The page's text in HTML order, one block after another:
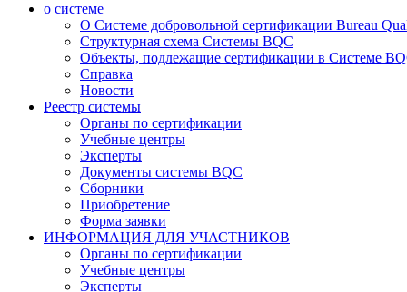
о системе
О Системе добровольной сертификации Bureau
Структурная схема Системы BQC
Объекты, подлежащие сертификации в Системе
Справка
Новости
Реестр системы
Органы по сертификации
Учебные центры
Эксперты
Документы системы BQC
Сборники
Приобретение
Форма заявки
ИНФОРМАЦИЯ ДЛЯ УЧАСТНИКОВ
Органы по сертификации
Учебные центры
Эксперты